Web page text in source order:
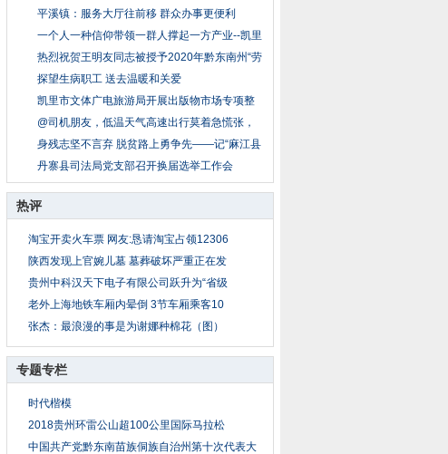
平溪镇：服务大厅往前移 群众办事更便利
一个人一种信仰带领一群人撑起一方产业--凯里
碧
热烈祝贺王明友同志被授予2020年黔东南州“劳
动
探望生病职工 送去温暖和关爱
凯里市文体广电旅游局开展出版物市场专项整
治行
@司机朋友，低温天气高速出行莫着急慌张，
安全
身残志坚不言弃 脱贫路上勇争先——记“麻江县
丹寨县司法局党支部召开换届选举工作会
热评
淘宝开卖火车票 网友:恳请淘宝占领12306
陕西发现上官婉儿墓 墓葬破坏严重正在发
贵州中科汉天下电子有限公司跃升为“省级
老外上海地铁车厢内晕倒 3节车厢乘客10
张杰：最浪漫的事是为谢娜种棉花（图）
专题专栏
时代楷模
2018贵州环雷公山超100公里国际马拉松
中国共产党黔东南苗族侗族自治州第十次代表大